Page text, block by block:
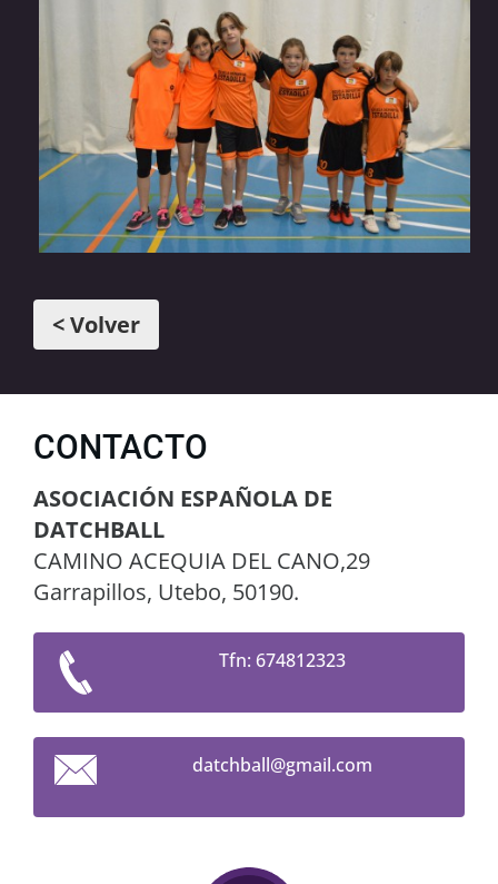
< Volver
CONTACTO
ASOCIACIÓN ESPAÑOLA DE
DATCHBALL
CAMINO ACEQUIA DEL CANO,29
Garrapillos, Utebo, 50190.
Tfn: 674812323
datchball@gmail.com